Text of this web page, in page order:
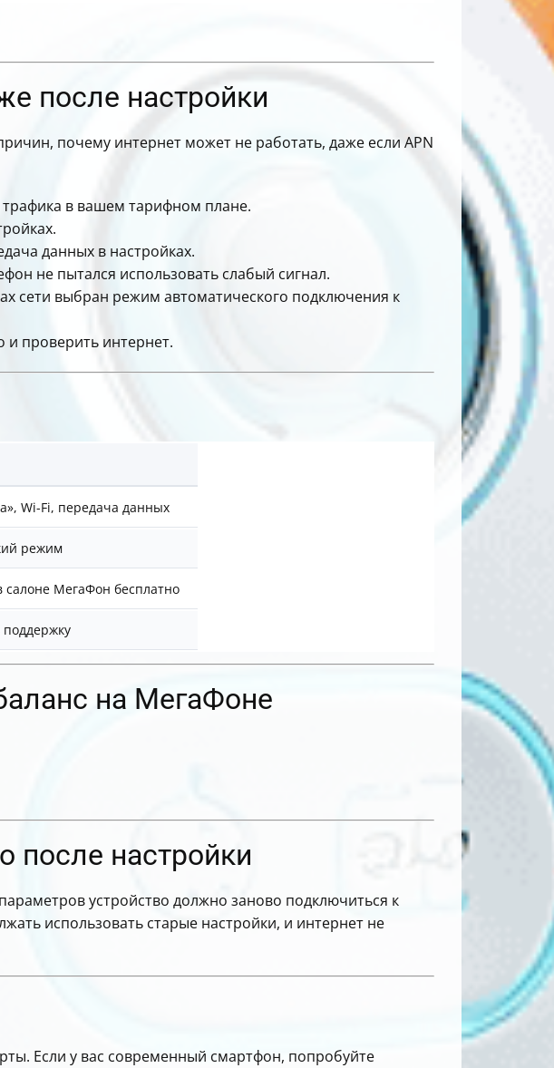
после настройки
почему интернет может не работать, даже если APN
в вашем тарифном плане.
данных в настройках.
не пытался использовать слабый сигнал.
сети выбран режим автоматического подключения к
и проверить интернет.
Wi-Fi, передача данных
режим
салоне МегаФон бесплатно
поддержку
на МегаФоне
после настройки
устройство должно заново подключиться к
использовать старые настройки, и интернет не
Если у вас современный смартфон, попробуйте